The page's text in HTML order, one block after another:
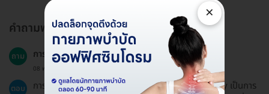
คำถามพบบ่อย
ถาม การรักษาด้วยคลื่นกระแทกคืออะไร?
08 พ.ค. 2024
ตอบ
การรักษาด้วยคลื่นกระแทก หรือ Shockwave Therapy เป็นการ
×